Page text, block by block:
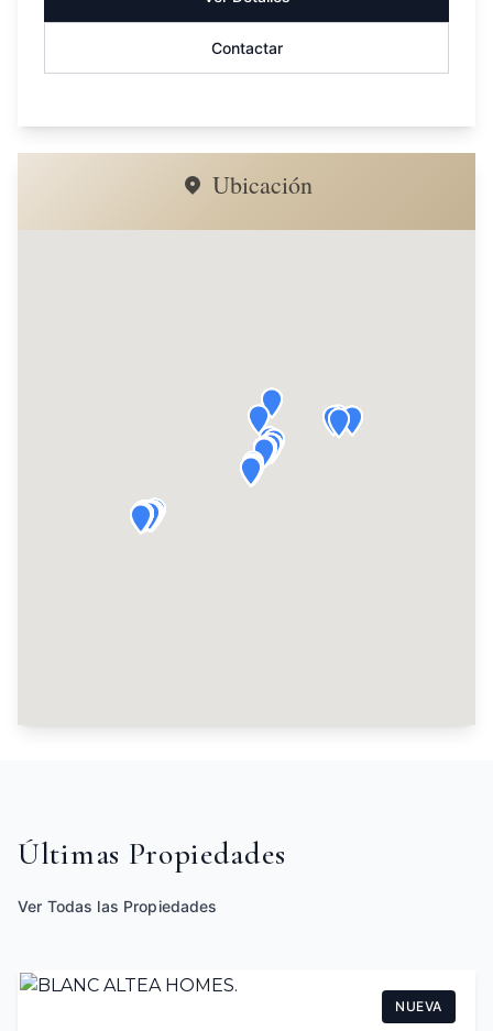
Contactar
Ubicación
Últimas Propiedades
Ver Todas las Propiedades
NUEVA